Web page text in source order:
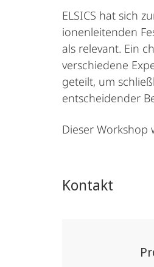
ELSICS hat sich
ionenleitenden
als relevant. Ein
verschiedene
geteilt, um
entscheidender
Dieser
Kontakt